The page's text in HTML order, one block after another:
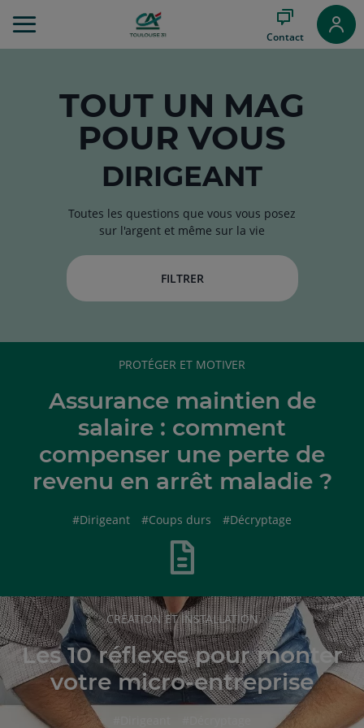
au
Contact
TOUT UN MAG
POUR VOUS
DIRIGEANT
Toutes les questions que vous vous posez
sur l'argent et même sur la vie
FILTRER
RUBRIQUE
PROTÉGER ET MOTIVER
Assurance maintien de
salaire : comment
compenser une perte de
revenu en arrêt maladie ?
hashtag
#Dirigeant hashtag
#Coups durs hashtag
#Décryptage
RUBRIQUE
DE
L'ARTICLE
CRÉATION ET INSTALLATION
Les 10 réflexes pour monter
votre micro-entreprise